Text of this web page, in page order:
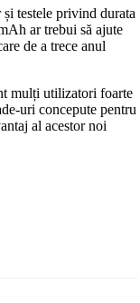
testele privind durata
ar trebui să ajute
de a trece anul
mulți utilizatori foarte
uri concepute pentru
al acestor noi